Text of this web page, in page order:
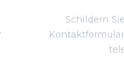
Schildern